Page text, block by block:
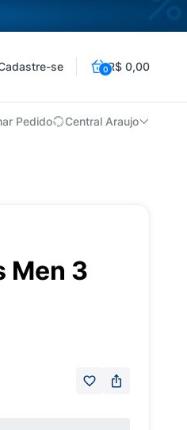
se 0R$ 0,00
Pedido Central Araujo
Men 3